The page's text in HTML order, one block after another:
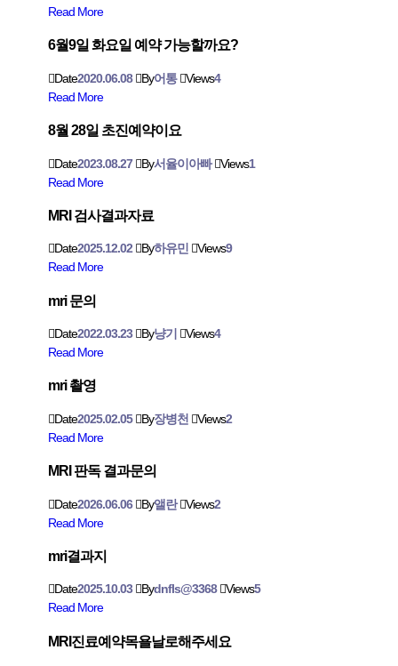
Read More
6월9일 화요일 예약 가능할까요?
Date2020.06.08 By어통 Views4
Read More
8월 28일 초진예약이요
Date2023.08.27 By서율이아빠 Views1
Read More
MRI 검사결과자료
Date2025.12.02 By하유민 Views9
Read More
mri 문의
Date2022.03.23 By냥기 Views4
Read More
mri 촬영
Date2025.02.05 By장병천 Views2
Read More
MRI 판독 결과문의
Date2026.06.06 By앨란 Views2
Read More
mri결과지
Date2025.10.03 Bydnfls@3368 Views5
Read More
MRI진료예약목욜날로해주세요